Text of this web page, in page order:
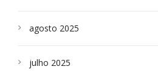
agosto 2025
julho 2025